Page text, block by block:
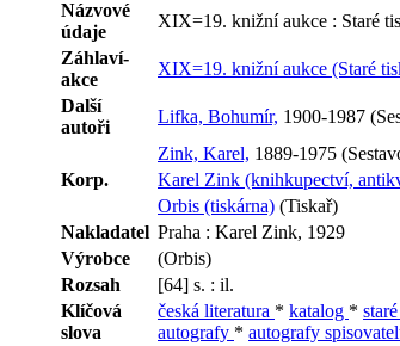
Názvové
údaje
XIX=19. knižní aukce : Staré
Záhlaví-
akce
XIX=19. knižní aukce (Staré
Další
autoři
Lifka, Bohumír, 1900-1987
Zink, Karel, 1889-1975
Korp.
Karel Zink (knihkupectví,
Orbis (tiskárna) (Tiskař)
Nakladatel Praha : Karel Zink, 1929
Výrobce
(Orbis)
Rozsah
[64] s. : il.
Klíčová
slova
česká literatura * katalog *
autografy * autografy